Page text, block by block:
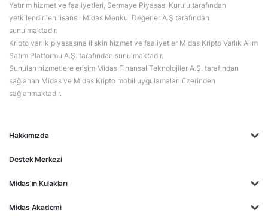
Hakkımızda
Destek Merkezi
Midas'ın Kulakları
Midas Akademi
Yatırım hizmet ve faaliyetleri, Sermaye Piyasası Kurulu tarafından
yetkilendirilen lisanslı Midas Menkul Değerler A.Ş tarafından
sunulmaktadır.
Kripto varlık piyasasına ilişkin hizmet ve faaliyetler Midas Kripto Varlık Alım
Satım Platformu A.Ş. tarafından sunulmaktadır.
Sunulan hizmetlere erişim Midas Finansal Teknolojiler A.Ş. tarafından
sağlanan Midas ve Midas Kripto mobil uygulamaları üzerinden
sağlanmaktadır.